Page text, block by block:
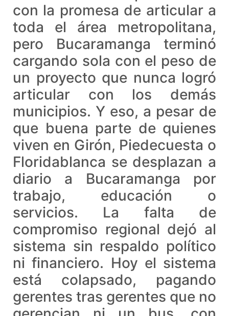
con la promesa de articular a
toda el área metropolitana,
pero Bucaramanga terminó
cargando sola con el peso de
un proyecto que nunca logró
articular con los demás
municipios. Y eso, a pesar de
que buena parte de quienes
viven en Girón, Piedecuesta o
Floridablanca se desplazan a
diario a Bucaramanga por
trabajo, educación o
servicios. La falta de
compromiso regional dejó al
sistema sin respaldo político
ni financiero. Hoy el sistema
está colapsado, pagando
gerentes tras gerentes que no